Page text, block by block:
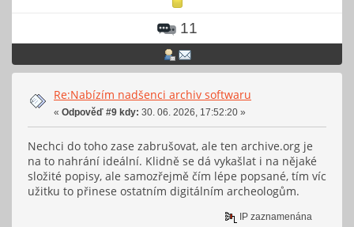
11
Re:Nabízím nadšenci archiv softwaru
« Odpověď #9 kdy: 30. 06. 2026, 17:52:20 »
Nechci do toho zase zabrušovat, ale ten archive.org je
na to nahrání ideální. Klidně se dá vykašlat i na nějaké
složité popisy, ale samozřejmě čím lépe popsané, tím víc
užitku to přinese ostatním digitálním archeologům.
IP zaznamenána